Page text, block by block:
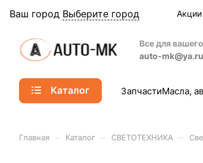
Ваш город Выберите город Акции
Все для
auto-mk@ya.ru
Каталог ЗапчастиМасла,
Главная Каталог СВЕТОТЕХНИКА